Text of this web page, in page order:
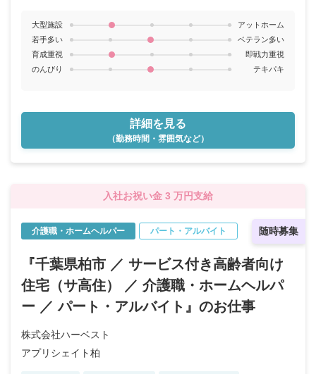
大型施設
アットホーム
若手多い
ベテラン多い
育成重視
即戦力重視
のんびり
テキパキ
詳細を見る
（勤務時間・雰囲気など）
入社お祝い金 3 万円支給
随時募集
介護職・ホームヘルパー パート・アルバイト
『千葉県柏市 ／ サービス付き高齢者向け
住宅（サ高住） ／ 介護職・ホームヘルパ
ー ／ パート・アルバイト』のお仕事
株式会社ハーベスト
アプリシェイト柏